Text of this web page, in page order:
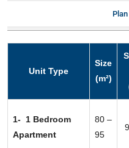
Unit Type
Size
(m²)
1- 1 Bedroom
Apartment
80 –
95